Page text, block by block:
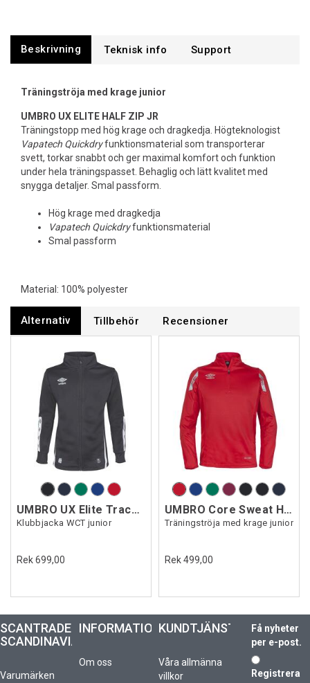
Beskrivning Support
Träningströja med krage junior
UMBRO UX ELITE HALF ZIP JR
Träningstopp med hög krage och dragkedja. Högteknologist
Vapatech Quickdryfunktionsmaterial som transporterar
svett, torkar snabbt och ger maximal komfort och funktion
under hela träningspasset. Behaglig och lätt kvalitet med
snygga detaljer. Smal passform.
Hög krage med dragkedja
Vapatech Quickdryfunktionsmaterial
Smal passform
Material: 100% polyester
Alternativ Tillbehör Recensioner
UMBRO UX Elite Track Jacket Jr
Klubbjacka WCT junior
Rek 699,00
UMBRO Core Sweat Halfzip J
Träningströja med krage junior
Rek 499,00
SCANTRADE
SCANDINAVIA
Varumärken
INFORMATION
Om oss
KUNDTJÄNST
Våra allmänna
villkor
Få nyheter
per e-post.
Registrera